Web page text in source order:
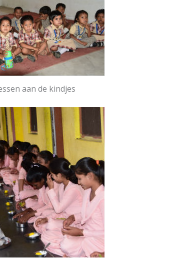
aan de kindjes